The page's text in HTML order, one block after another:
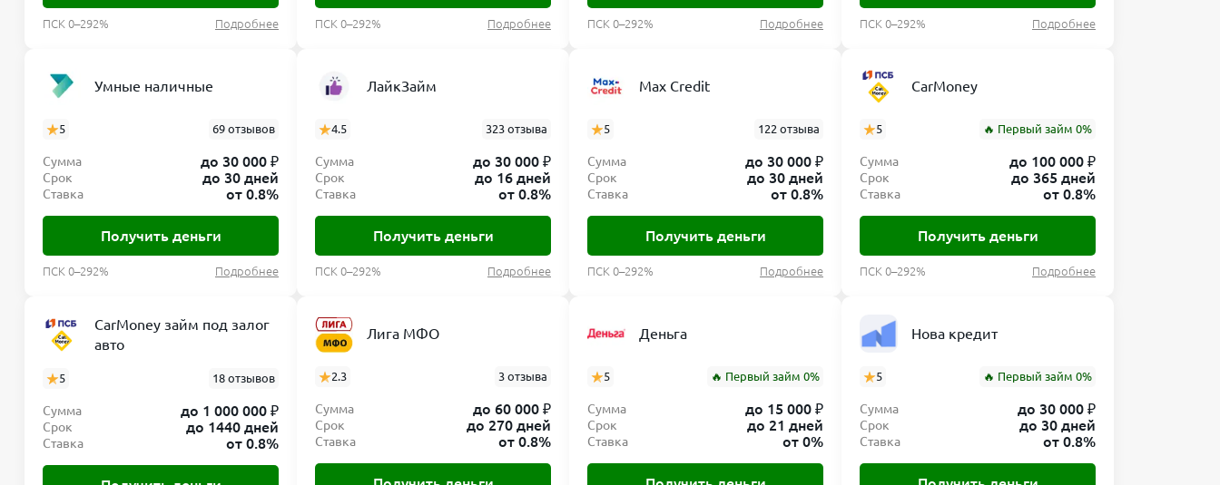
ПСК 0–292% Подробнее ПСК 0–292% Подробнее ПСК 0–292% Подробнее ПСК 0–292% Подробнее
Умные наличные
5 69 отзывов
Сумма до 30 000 ₽
Срок до 30 дней
Ставка от 0.8%
Получить деньги
ПСК 0–292% Подробнее
ЛайкЗайм
4.5 323 отзыва
Сумма до 30 000 ₽
Срок до 16 дней
Ставка от 0.8%
Получить деньги
ПСК 0–292% Подробнее
Max Credit
5 122 отзыва
Сумма до 30 000 ₽
Срок до 30 дней
Ставка от 0.8%
Получить деньги
ПСК 0–292% Подробнее
CarMoney
5 🔥 Первый займ 0%
Сумма до 100 000 ₽
Срок до 365 дней
Ставка от 0.8%
Получить деньги
ПСК 0–292% Подробнее
CarMoney займ под залог
авто
5 18 отзывов
Сумма до 1 000 000 ₽
Срок до 1440 дней
Ставка от 0.8%
Лига МФО
2.3 3 отзыва
Сумма до 60 000 ₽
Срок до 270 дней
Ставка от 0.8%
Деньга
5 🔥 Первый займ 0%
Сумма до 15 000 ₽
Срок до 21 дней
Ставка от 0%
Нова кредит
5 🔥 Первый займ 0%
Сумма до 30 000 ₽
Срок до 30 дней
Ставка от 0.8%